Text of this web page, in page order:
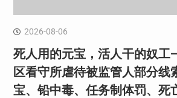
2026-08-06
死人用的元宝，活人干的奴
区看守所虐待被监管人部分线
宝、铅中毒、任务制体罚、死